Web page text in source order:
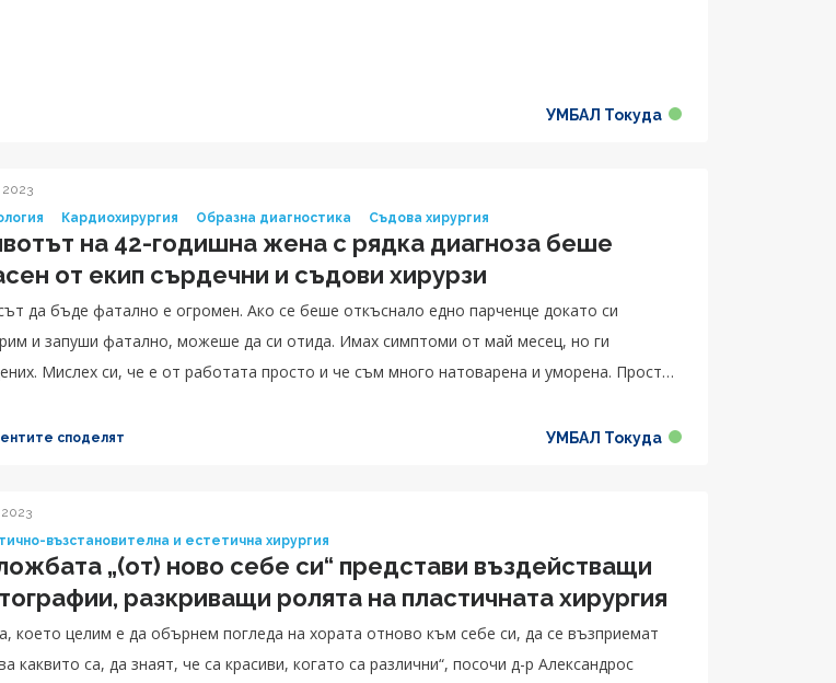
УМБАЛ Токуда
2023
Кардиохирургия Образна диагностика Съдова хирургия
на 42-годишна жена с рядка диагноза беше
от екип сърдечни и съдови хирурзи
да бъде фатално е огромен. Ако се беше откъснало едно парченце докато си
и запуши фатално, можеше да си отида. Имах симптоми от май месец, но ги
Мислех си, че е от работата просто и че съм много натоварена и уморена. Просто
години не мисли за такава тежка диагноза. Аз приемах кръвно налягане 160 за
кадърни хора са тези лекари и ми спасиха живота!”,
споделят УМБАЛ Токуда
2023
възстановителна и естетична хирургия
„(от) ново себе си“ представи въздействащи
разкриващи ролята на пластичната хирургия
което целим е да обърнем погледа на хората отново към себе си, да се възприемат
каквито са, да знаят, че са красиви, когато са различни“, посочи д-р Александрос